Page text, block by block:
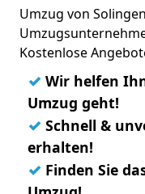
Umzug von
Kostenlose
✓ Wir helfen
Umzug geht!
✓ Schnell &
erhalten!
✓ Finden Sie